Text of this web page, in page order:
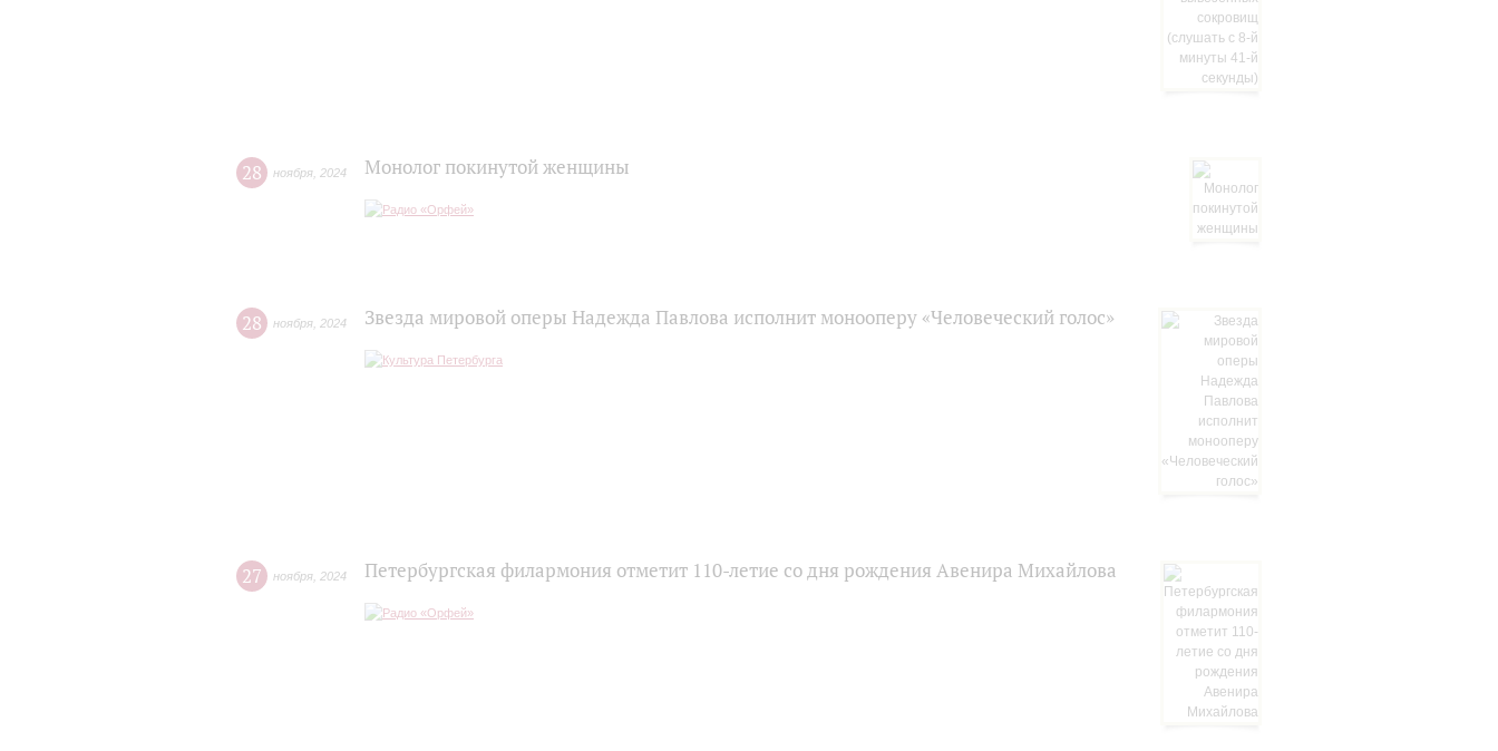
28 ноября 2024 Монолог покинутой женщины
28 ноября 2024 Звезда мировой оперы Надежда Павлова исполнит монооперу «Человеческий голос»
27 ноября 2024 Петербургская филармония отметит 110-летие со дня рождения Авенира Михайлова